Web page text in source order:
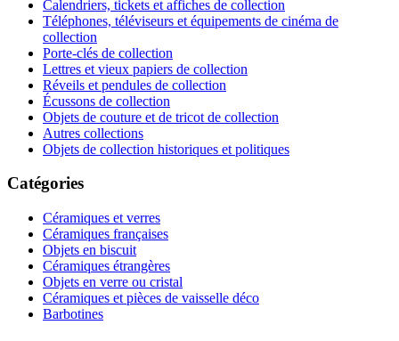
Calendriers, tickets et affiches de collection
Téléphones, téléviseurs et équipements de cinéma de
collection
Porte-clés de collection
Lettres et vieux papiers de collection
Réveils et pendules de collection
Écussons de collection
Objets de couture et de tricot de collection
Autres collections
Objets de collection historiques et politiques
Catégories
Céramiques et verres
Céramiques françaises
Objets en biscuit
Céramiques étrangères
Objets en verre ou cristal
Céramiques et pièces de vaisselle déco
Barbotines